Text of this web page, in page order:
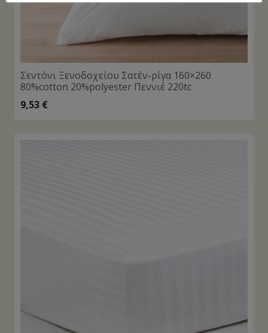
Σεντόνι Ξενοδοχείου Σατέν-ρίγα 160×260
80%cotton 20%polyester Πεννιέ 220tc
9,53 €